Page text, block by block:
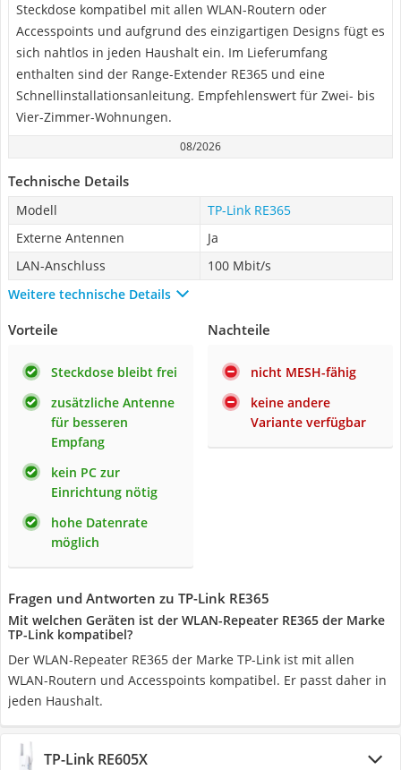
Steckdose kompatibel mit allen WLAN-Routern oder
Accesspoints und aufgrund des einzigartigen Designs fügt es
sich nahtlos in jeden Haushalt ein. Im Lieferumfang
enthalten sind der Range-Extender RE365 und eine
Schnellinstallationsanleitung. Empfehlenswert für Zwei- bis
Vier-Zimmer-Wohnungen.
08/2026
Technische Details
Modell
TP-Link RE365
Externe Antennen
Ja
LAN-Anschluss
100 Mbit/s
Weitere technische Details
Vorteile
Steckdose bleibt frei
zusätzliche Antenne
für besseren
Empfang
kein PC zur
Einrichtung nötig
hohe Datenrate
möglich
Nachteile
nicht MESH-fähig
keine andere
Variante verfügbar
Fragen und Antworten zu TP-Link RE365
Mit welchen Geräten ist der WLAN-Repeater RE365 der Marke
TP-Link kompatibel?
Der WLAN-Repeater RE365 der Marke TP-Link ist mit allen
WLAN-Routern und Accesspoints kompatibel. Er passt daher in
jeden Haushalt.
TP-Link RE605X